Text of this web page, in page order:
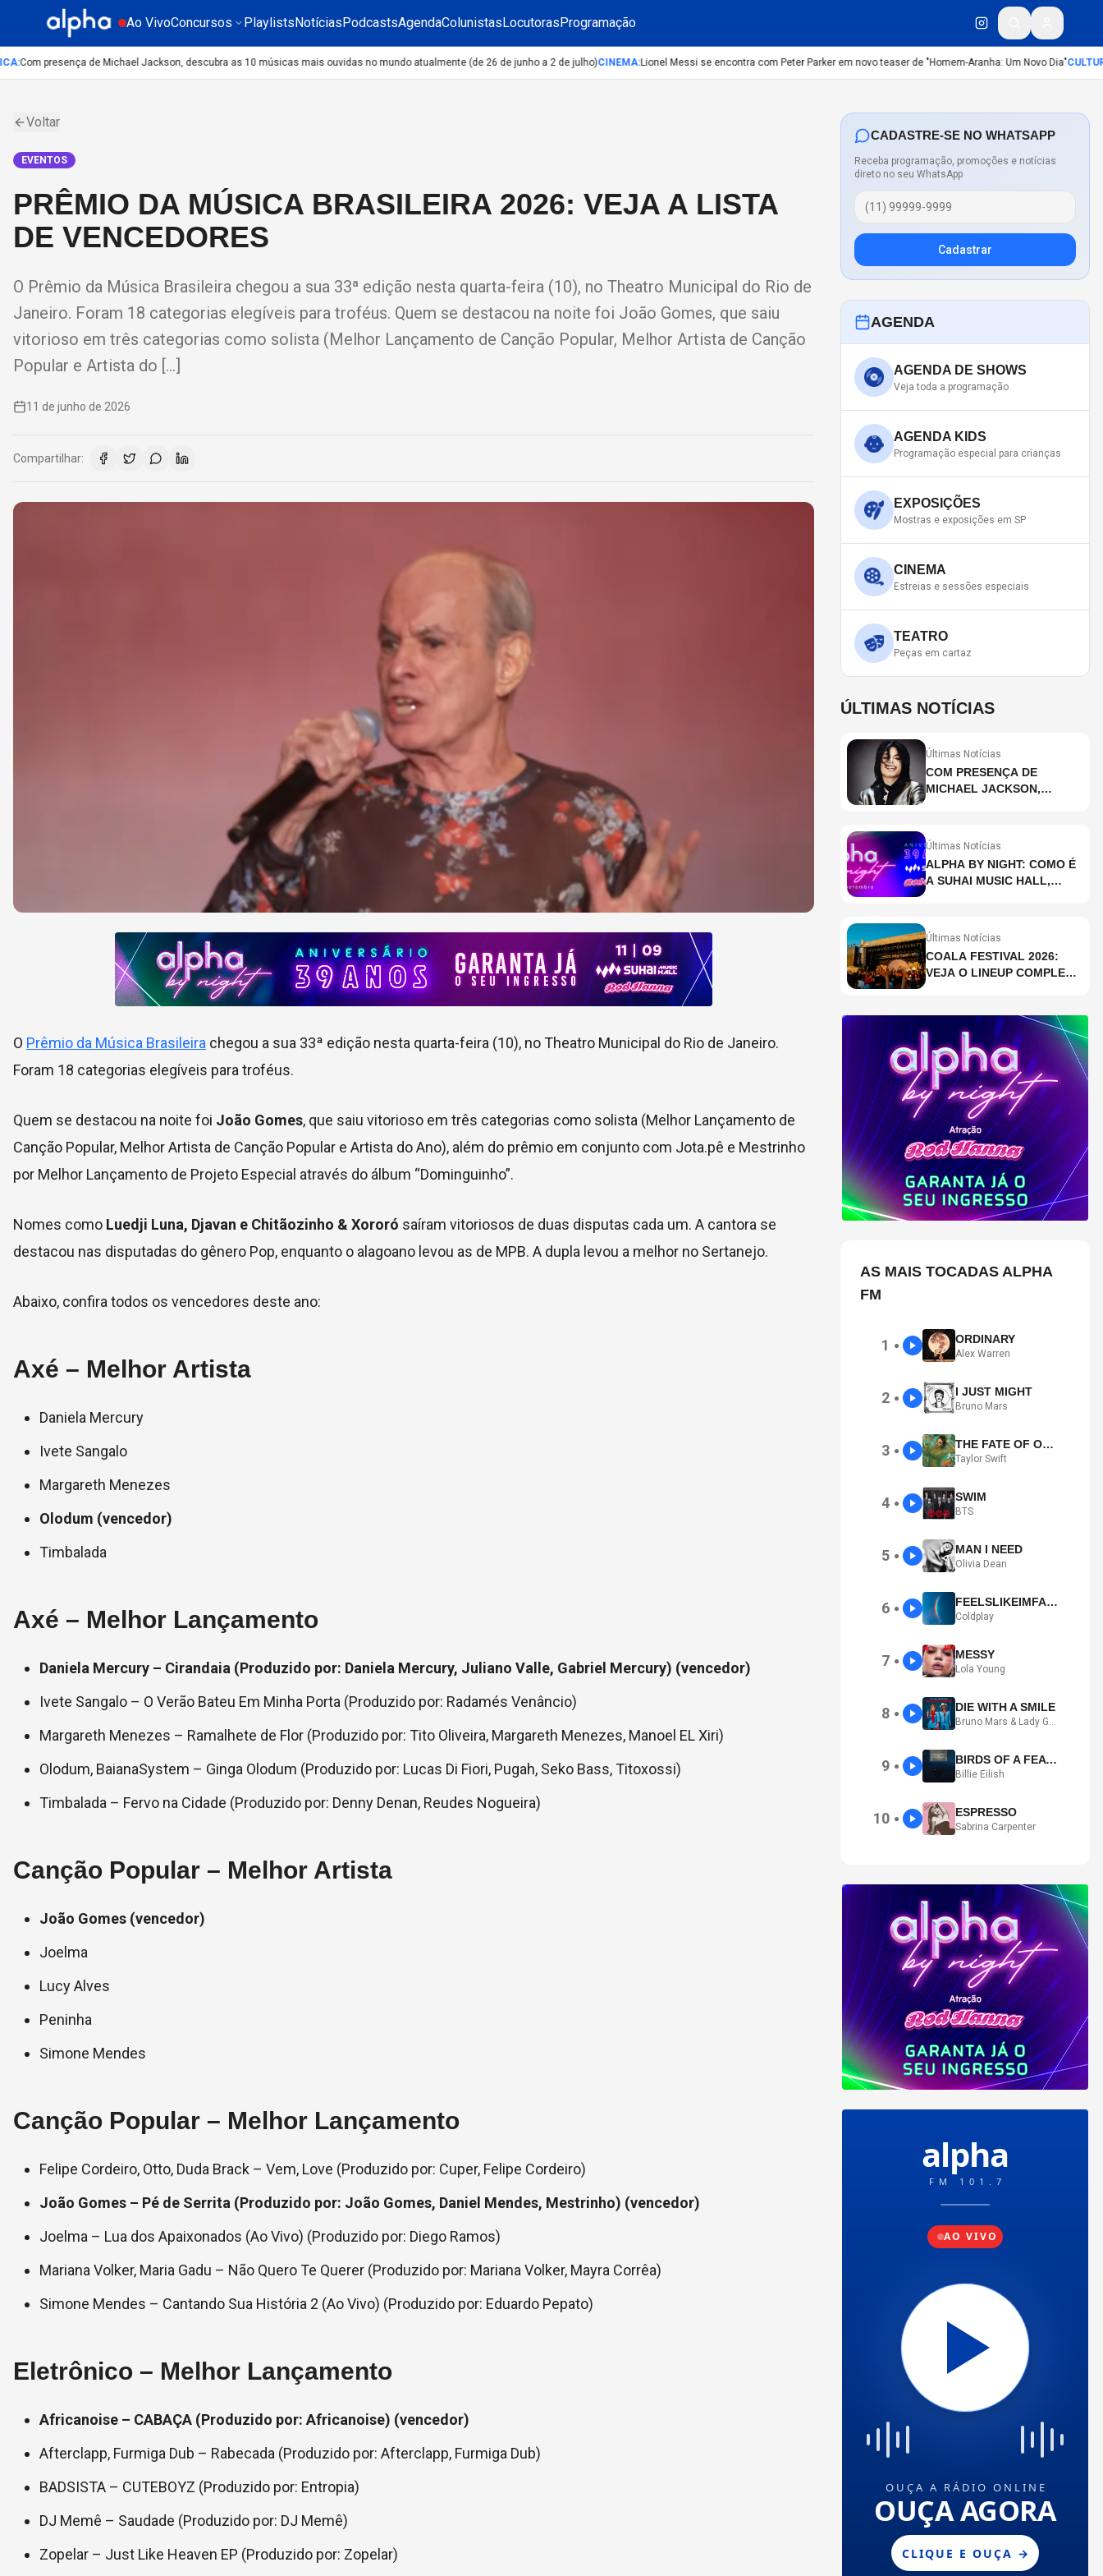
Ao VivoConcursos PlaylistsNotíciasPodcastsAgendaColunistasLocutorasProgramação
:Com presença de Michael Jackson, descubra as 10 músicas mais ouvidas no mundo atualmente (de 26 de junho a 2 de julho)CINEMA:Lionel Messi se encontra com Peter Parker em novo teaser de "Homem-Aranha: Um Novo Dia"CULTURA
Voltar
EVENTOS
PRÊMIO DA MÚSICA BRASILEIRA 2026: VEJA A LISTA
DE VENCEDORES
O Prêmio da Música Brasileira chegou a sua 33ª edição nesta quarta-feira (10), no Theatro Municipal do Rio de
Janeiro. Foram 18 categorias elegíveis para troféus. Quem se destacou na noite foi João Gomes, que saiu
vitorioso em três categorias como solista (Melhor Lançamento de Canção Popular, Melhor Artista de Canção
Popular e Artista do […]
11 de junho de 2026
Compartilhar:
O Prêmio da Música Brasileira chegou a sua 33ª edição nesta quarta-feira (10), no Theatro Municipal do Rio de Janeiro.
Foram 18 categorias elegíveis para troféus.
Quem se destacou na noite foi João Gomes, que saiu vitorioso em três categorias como solista (Melhor Lançamento de
Canção Popular, Melhor Artista de Canção Popular e Artista do Ano), além do prêmio em conjunto com Jota.pê e Mestrinho
por Melhor Lançamento de Projeto Especial através do álbum “Dominguinho”.
Nomes como Luedji Luna, Djavan e Chitãozinho & Xororó saíram vitoriosos de duas disputas cada um. A cantora se
destacou nas disputadas do gênero Pop, enquanto o alagoano levou as de MPB. A dupla levou a melhor no Sertanejo.
Abaixo, confira todos os vencedores deste ano:
Axé – Melhor Artista
Daniela Mercury
Ivete Sangalo
Margareth Menezes
Olodum (vencedor)
Timbalada
Axé – Melhor Lançamento
Daniela Mercury – Cirandaia (Produzido por: Daniela Mercury, Juliano Valle, Gabriel Mercury) (vencedor)
Ivete Sangalo – O Verão Bateu Em Minha Porta (Produzido por: Radamés Venâncio)
Margareth Menezes – Ramalhete de Flor (Produzido por: Tito Oliveira, Margareth Menezes, Manoel EL Xiri)
Olodum, BaianaSystem – Ginga Olodum (Produzido por: Lucas Di Fiori, Pugah, Seko Bass, Titoxossi)
Timbalada – Fervo na Cidade (Produzido por: Denny Denan, Reudes Nogueira)
Canção Popular – Melhor Artista
João Gomes (vencedor)
Joelma
Lucy Alves
Peninha
Simone Mendes
Canção Popular – Melhor Lançamento
Felipe Cordeiro, Otto, Duda Brack – Vem, Love (Produzido por: Cuper, Felipe Cordeiro)
João Gomes – Pé de Serrita (Produzido por: João Gomes, Daniel Mendes, Mestrinho) (vencedor)
Joelma – Lua dos Apaixonados (Ao Vivo) (Produzido por: Diego Ramos)
Mariana Volker, Maria Gadu – Não Quero Te Querer (Produzido por: Mariana Volker, Mayra Corrêa)
Simone Mendes – Cantando Sua História 2 (Ao Vivo) (Produzido por: Eduardo Pepato)
Eletrônico – Melhor Lançamento
Africanoise – CABAÇA (Produzido por: Africanoise) (vencedor)
Afterclapp, Furmiga Dub – Rabecada (Produzido por: Afterclapp, Furmiga Dub)
BADSISTA – CUTEBOYZ (Produzido por: Entropia)
DJ Memê – Saudade (Produzido por: DJ Memê)
Zopelar – Just Like Heaven EP (Produzido por: Zopelar)
CADASTRE-SE NO WHATSAPP
Receba programação, promoções e notícias
direto no seu WhatsApp
Cadastrar
AGENDA
AGENDA DE SHOWS
Veja toda a programação
AGENDA KIDS
Programação especial para crianças
EXPOSIÇÕES
Mostras e exposições em SP
CINEMA
Estreias e sessões especiais
TEATRO
Peças em cartaz
ÚLTIMAS NOTÍCIAS
Últimas Notícias
COM PRESENÇA DE
MICHAEL JACKSON,
ATUALMENTE (DE 26 DE
Últimas Notícias
ALPHA BY NIGHT: COMO É
A SUHAI MUSIC HALL,
PAULO?
Últimas Notícias
COALA FESTIVAL 2026:
VEJA O LINEUP COMPLETO
AS MAIS TOCADAS ALPHA
FM
1 ● ORDINARY
Alex Warren
2 ● I JUST MIGHT
Bruno Mars
3 ● THE FATE OF OPHELIA
Taylor Swift
4 ● SWIM
BTS
5 ● MAN I NEED
Olivia Dean
6 ● FEELSLIKEIMFALLINGINLOVE
Coldplay
7 ● MESSY
Lola Young
8 ● DIE WITH A SMILE
Bruno Mars & Lady Gaga
9 ● BIRDS OF A FEATHER
Billie Eilish
10 ● ESPRESSO
Sabrina Carpenter